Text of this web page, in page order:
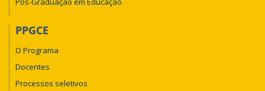
PPGCE
O Programa
Docentes
Processos seletivos